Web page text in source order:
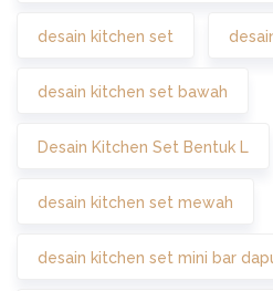
desain kitchen set
desain kitchen set bawah
Desain Kitchen Set Bentuk L
desain kitchen set mewah
desain kitchen set mini bar